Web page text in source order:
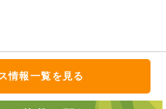
情報一覧を見る